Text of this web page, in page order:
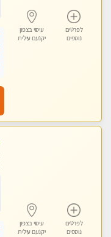
לפרטים
נוספים
עיסוי בצפון
יקנעם עילית
לפרטים
נוספים
עיסוי בצפון
יקנעם עילית